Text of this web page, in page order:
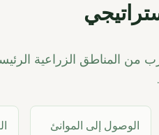
من المناطق الزراعية
الوصول إلى الموانئ